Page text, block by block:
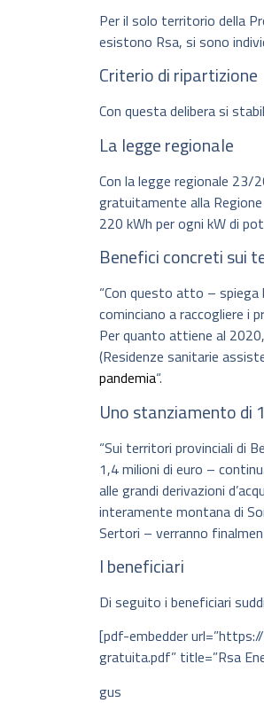
Per il solo territorio della
esistono Rsa, si sono
Criterio di ripartizione
Con questa delibera si
La legge regionale
Con la legge regionale 23/
gratuitamente alla
220 kWh per ogni kW di
Benefici concreti sui
“Con questo atto –
cominciano a raccogliere i
Per quanto attiene al
(Residenze sanitarie
pandemia“.
Uno stanziamento di
“Sui territori provinciali di
1,4 milioni di euro –
alle grandi derivazioni
interamente montana di
Sertori – verranno
I beneficiari
Di seguito i beneficiari
[pdf-embedder
gratuita.pdf” title=”Rsa
gus